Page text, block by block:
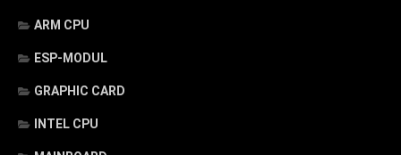
ARM CPU
ESP-MODUL
GRAPHIC CARD
INTEL CPU